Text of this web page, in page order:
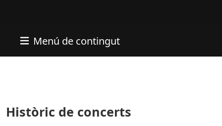
Menú de contingut
Històric de concerts